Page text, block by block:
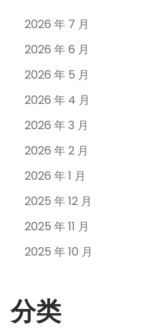
2026 年 7 月
2026 年 6 月
2026 年 5 月
2026 年 4 月
2026 年 3 月
2026 年 2 月
2026 年 1 月
2025 年 12 月
2025 年 11 月
2025 年 10 月
分类